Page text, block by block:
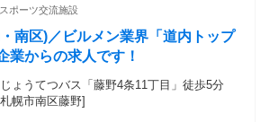
ポーツ交流施設
南区)／ビルメン業界「道内トップ
業からの求人です！
ょうてつバス「藤野4条11丁目」徒歩5分
幌市南区藤野]